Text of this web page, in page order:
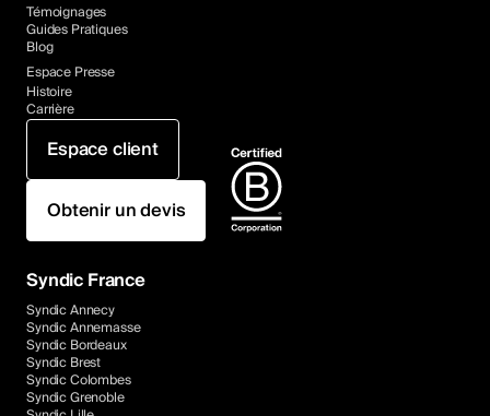
Témoignages
Guides Pratiques
Blog
Espace Presse
Histoire
Carrière
Espace client
Obtenir un devis
Syndic France
Syndic Annecy
Syndic Annemasse
Syndic Bordeaux
Syndic Brest
Syndic Colombes
Syndic Grenoble